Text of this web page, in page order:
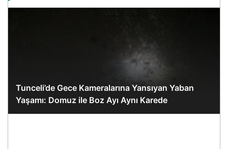
Tunceli’de Gece Kameralarına Yansıyan Yaban
Yaşamı: Domuz ile Boz Ayı Aynı Karede